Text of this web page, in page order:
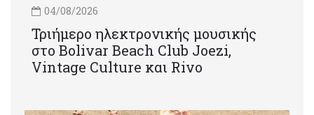
04/08/2026
Τριήμερο ηλεκτρονικής μουσικής
στο Bolivar Beach Club Joezi,
Vintage Culture και Rivo